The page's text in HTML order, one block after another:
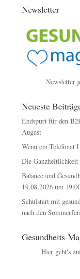
Newsletter
Newsletter
Neueste
Endspurt für den
August
Wenn ein Telefonat
Die Ganzheitlichkeit
Balance und
19.08.2026 um
Schulstart mit
nach den
Gesundheits-
Hier geht's